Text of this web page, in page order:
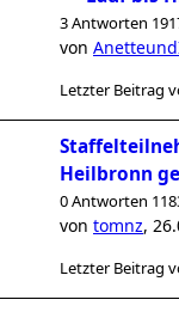
3 Antworten
von
Letzter Beitrag
Heilbronn
0 Antworten
von tomnz,
Letzter Beitrag